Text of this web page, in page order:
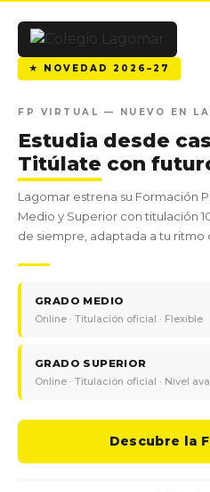
★ NOVEDAD 2026–27
FP VIRTUAL — NUEVO EN
Estudia desde
Titúlate con
Lagomar estrena su Formación
Medio y Superior con titulación
de siempre, adaptada a tu ritmo
GRADO MEDIO
Online · Titulación oficial · Flexible
GRADO SUPERIOR
Online · Titulación oficial · Nivel
Descubre la